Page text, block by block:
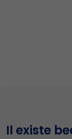
Il existe